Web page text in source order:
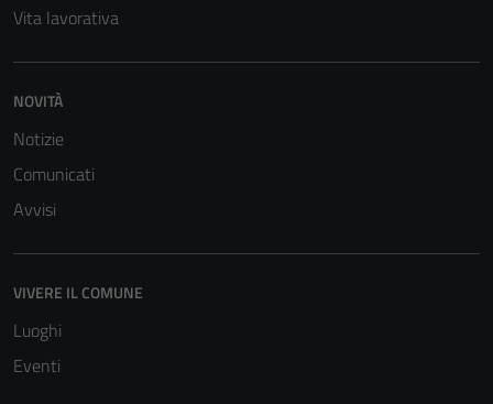
Vita lavorativa
NOVITÀ
Notizie
Comunicati
Avvisi
VIVERE IL COMUNE
Luoghi
Eventi